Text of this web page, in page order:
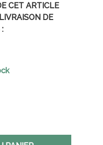
CET ARTICLE
DE